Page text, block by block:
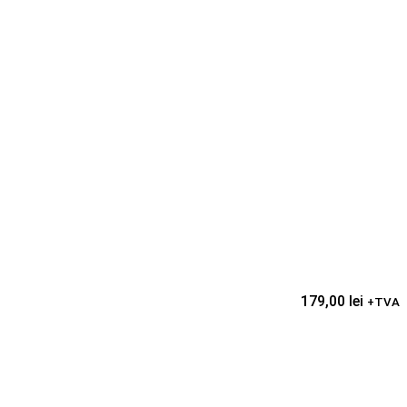
179,00 lei +TVA